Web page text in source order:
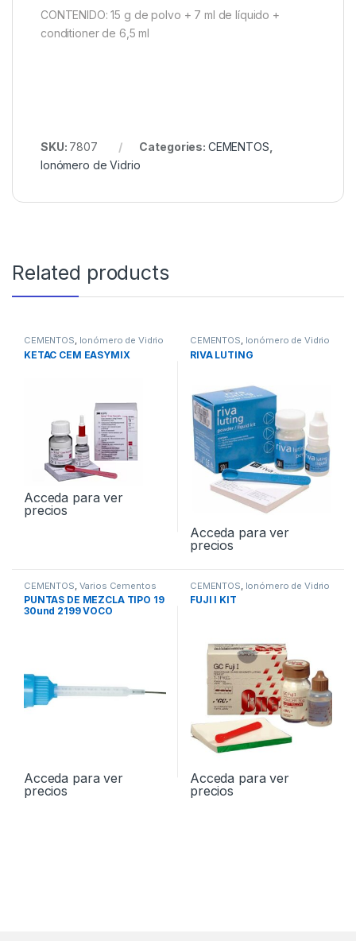
CONTENIDO: 15 g de polvo + 7 ml de líquido +
conditioner de 6,5 ml
SKU: 7807 Categories: CEMENTOS
Ionómero de Vidrio
Related products
CEMENTOS Ionómero de Vidrio
KETAC CEM EASYMIX
Acceda para ver
precios
CEMENTOS Ionómero de Vidrio
RIVA LUTING
Acceda para ver
precios
CEMENTOS Varios Cementos
PUNTAS DE MEZCLA TIPO 19
30und 2199 VOCO
Acceda para ver
precios
CEMENTOS Ionómero de Vidrio
FUJI I KIT
Acceda para ver
precios